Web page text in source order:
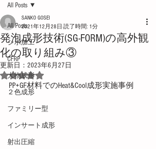
All Posts
シボ加工
CFRP
大物成形
２色成形
ファミリー型
インサート成形
射出圧縮
All Posts
発泡成形技術(SG-FORM)の高外観
化の取り組み③
SANKO GOSEI
2021年12月28日 読了時間: 1分
更新日： 2023年6月27日
5つ星のうちNaNと評価されています。
PP+GF材料でのHeat&Cool成形実施事例